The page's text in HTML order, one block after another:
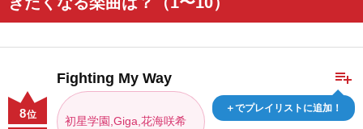
playlist_add
＋でプレイリストに追加！
Fighting My Way
初星学園,Giga,花海咲希
8位